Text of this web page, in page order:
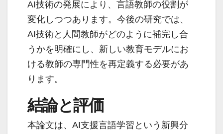
AI技術の発展により、言語教師の役割が
変化しつつあります。今後の研究では、
AI技術と人間教師がどのように補完し合
うかを明確にし、新しい教育モデルにお
ける教師の専門性を再定義する必要があ
ります。
結論と評価
本論文は、AI支援言語学習という新興分